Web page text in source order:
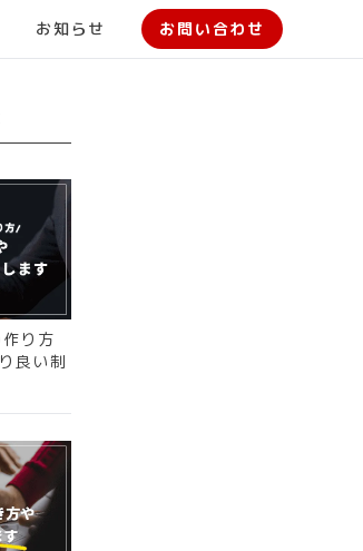
お知らせ お問い合わせ
り方
良い制